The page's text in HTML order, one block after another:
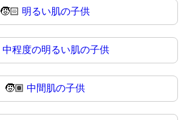
🧒🏻 明るい肌の子供
中程度の明るい肌の子供
🧒🏽 中間肌の子供